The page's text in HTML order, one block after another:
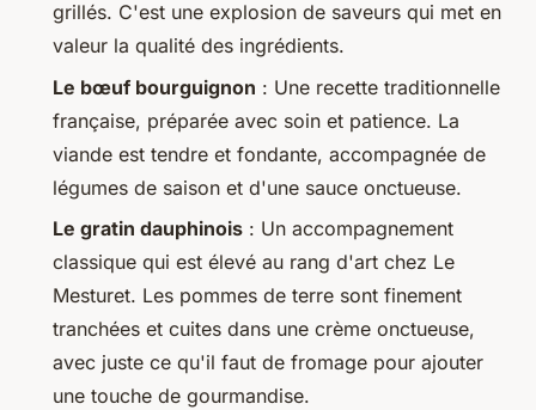
grillés. C'est une explosion de saveurs qui met en
valeur la qualité des ingrédients.
Le bœuf bourguignon : Une recette traditionnelle
française, préparée avec soin et patience. La
viande est tendre et fondante, accompagnée de
légumes de saison et d'une sauce onctueuse.
Le gratin dauphinois : Un accompagnement
classique qui est élevé au rang d'art chez Le
Mesturet. Les pommes de terre sont finement
tranchées et cuites dans une crème onctueuse,
avec juste ce qu'il faut de fromage pour ajouter
une touche de gourmandise.